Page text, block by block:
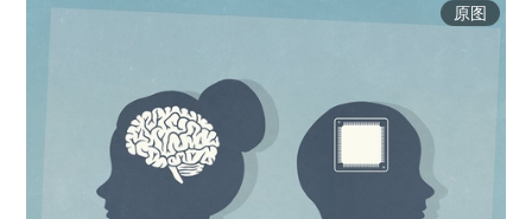
原图